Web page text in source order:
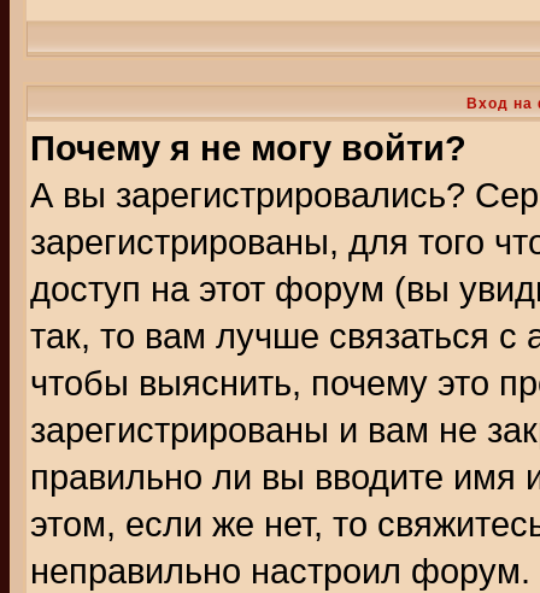
Вход на
Почему я не могу войти?
А вы зарегистрировались?
зарегистрированы, для того
доступ на этот форум (вы
так, то вам лучше связаться
чтобы выяснить, почему это
зарегистрированы и вам не
правильно ли вы вводите
этом, если же нет, то
неправильно настроил форум.